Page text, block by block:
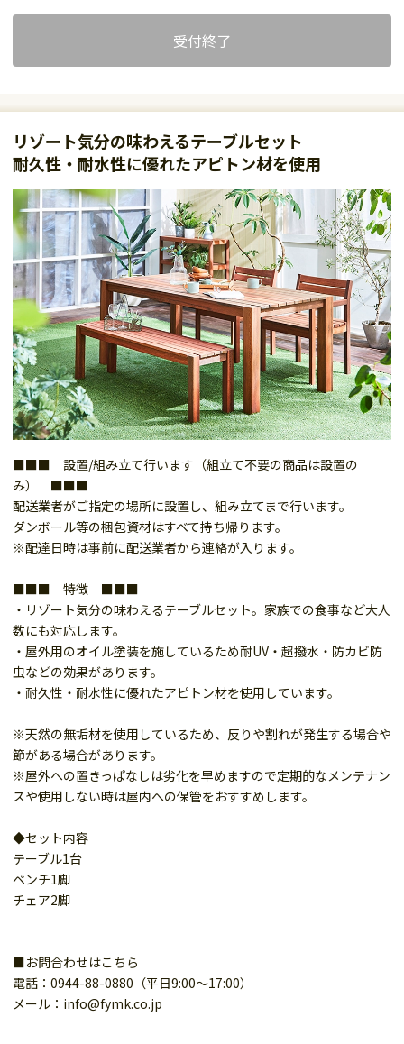
受付終了
リゾート気分の味わえるテーブルセット
耐久性・耐水性に優れたアピトン材を使用
■■■ 設置/組み立て行います（組立て不要の商品は設置の
み） ■■■
配送業者がご指定の場所に設置し、組み立てまで行います。
ダンボール等の梱包資材はすべて持ち帰ります。
※配達日時は事前に配送業者から連絡が入ります。
■■■ 特徴 ■■■
・リゾート気分の味わえるテーブルセット。家族での食事など大人
数にも対応します。
・屋外用のオイル塗装を施しているため耐UV・超撥水・防カビ防
虫などの効果があります。
・耐久性・耐水性に優れたアピトン材を使用しています。
※天然の無垢材を使用しているため、反りや割れが発生する場合や
節がある場合があります。
※屋外への置きっぱなしは劣化を早めますので定期的なメンテナン
スや使用しない時は屋内への保管をおすすめします。
◆セット内容
テーブル1台
ベンチ1脚
チェア2脚
■お問合わせはこちら
電話：0944-88-0880（平日9:00～17:00）
メール：info@fymk.co.jp